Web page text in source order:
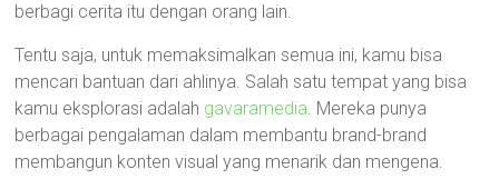
berbagi cerita itu dengan orang lain.
Tentu saja, untuk memaksimalkan semua ini, kamu bisa
mencari bantuan dari ahlinya. Salah satu tempat yang bisa
kamu eksplorasi adalah gavaramedia. Mereka punya
berbagai pengalaman dalam membantu brand-brand
membangun konten visual yang menarik dan mengena.